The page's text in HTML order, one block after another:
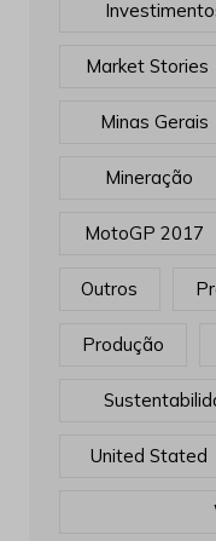
Market Stories
Minas Gerais
Mineração
MotoGP 2017
Outros
Produção
United Stated